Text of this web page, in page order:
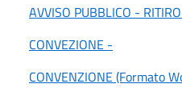
AVVISO PUBBLICO -
CONVEZIONE -
CONVENZIONE (Formato